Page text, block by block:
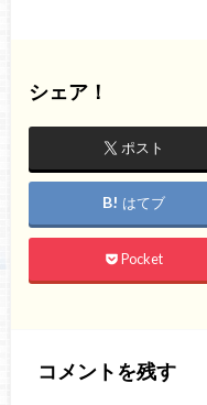
シェア！
ポスト
はてブ
Pocket
コメントを残す